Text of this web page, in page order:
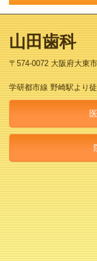
山田歯科
〒574-0072 大阪府大東
学研都市線 野崎駅より